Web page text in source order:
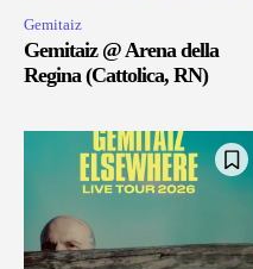
Gemitaiz
Gemitaiz @ Arena della
Regina (Cattolica, RN)